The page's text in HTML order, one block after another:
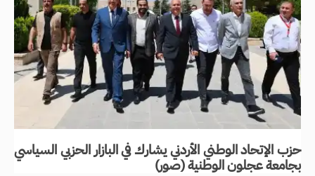
حزب الإتحاد الوطني الأردني يشارك في البازار الحزبي السياسي
بجامعة عجلون الوطنية (صور)